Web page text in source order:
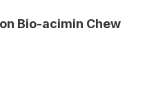
Bio-acimin Chew